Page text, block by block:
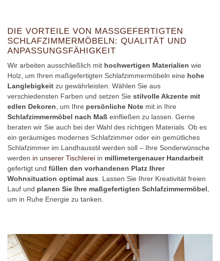
DIE VORTEILE VON MASSGEFERTIGTEN S
CHLAFZIMMERMÖBELN: QUALITÄT UND A
NPASSUNGSFÄHIGKEIT
Wir arbeiten ausschließlich mit hochwertigen Materialien wie
Holz, um Ihren maßgefertigten Schlafzimmermöbeln eine hohe
Langlebigkeit zu gewährleisten. Wählen Sie aus
verschiedensten Farben und setzen Sie stilvolle Akzente mit
edlen Dekoren , um Ihre persönliche Note mit in Ihre
Schlafzimmermöbel nach Maß einfließen zu lassen. Gerne
beraten wir Sie auch bei der Wahl des richtigen Materials. Ob es
ein geräumiges modernes Schlafzimmer oder ein gemütliches
Schlafzimmer im Landhausstil werden soll – Ihre Sonderwünsche
werden in unserer Tischlerei in millimetergenauer Handarbeit
gefertigt und füllen den vorhandenen Platz Ihrer
Wohnsituation optimal aus . Lassen Sie Ihrer Kreativität freien
Lauf und planen Sie Ihre maßgefertigten Schlafzimmermöbel
um in Ruhe Energie zu tanken.